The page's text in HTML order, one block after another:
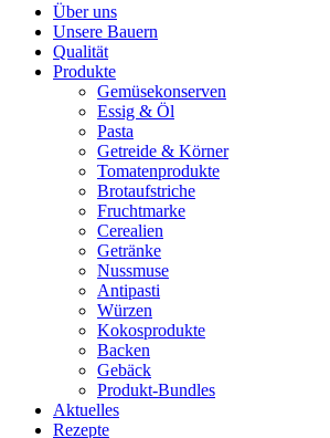
Über uns
Unsere Bauern
Qualität
Produkte
Gemüsekonserven
Essig & Öl
Pasta
Getreide & Körner
Tomatenprodukte
Brotaufstriche
Fruchtmarke
Cerealien
Getränke
Nussmuse
Antipasti
Würzen
Kokosprodukte
Backen
Gebäck
Produkt-Bundles
Aktuelles
Rezepte